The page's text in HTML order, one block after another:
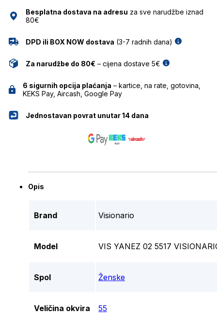
Besplatna dostava na adresu za sve narudžbe iznad
80€
DPD ili BOX NOW dostava (3-7 radnih dana)
Za narudžbe do 80€ – cijena dostave 5€
6 sigurnih opcija plaćanja – kartice, na rate, gotovina,
KEKS Pay, Aircash, Google Pay
Jednostavan povrat unutar 14 dana
Opis
Brand Visionario
Model VIS YANEZ 02 5517
Spol Ženske
Veličina okvira 55